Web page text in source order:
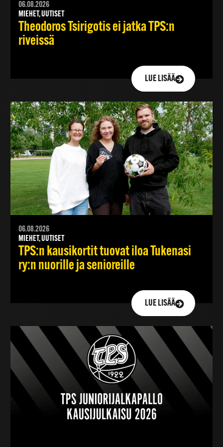
06.08.2026
MIEHET, UUTISET
Theodoros Tsirigotis ei jatka TPS:n
riveissä
LUE LISÄÄ
06.08.2026
MIEHET, UUTISET
TPS:n kausikortit tuovat iloa Tukenasi
ry:n nuorille ja senioreille
LUE LISÄÄ